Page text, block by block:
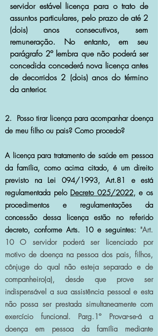
servidor estável licença para o trato de
assuntos particulares, pelo prazo de até 2
(dois) anos consecutivos, sem
remuneração. No entanto, em seu
parágrafo 2º lembra que não poderá ser
concedida concederá nova licença antes
de decorridos 2 (dois) anos do término
da anterior.
2. Posso tirar licença para acompanhar doença
de meu filho ou pais? Como procedo?
A licença para tratamento de saúde em pessoa
da família, como acima citado, é um direito
previsto na Lei 094/1993, Art.81 e está
regulamentada pelo Decreto 025/2022, e os
procedimentos e regulamentações da
concessão dessa licença estão no referido
decreto, conforme Arts. 10 e seguintes: "Art.
10 O servidor poderá ser licenciado por
motivo de doença na pessoa dos pais, filhos,
cônjuge do qual não esteja separado e de
companheiro(a), desde que prove ser
indispensável a sua assistência pessoal e esta
não possa ser prestada simultaneamente com
exercício funcional. Parg.1º Provar-se-á a
doença em pessoa da família mediante